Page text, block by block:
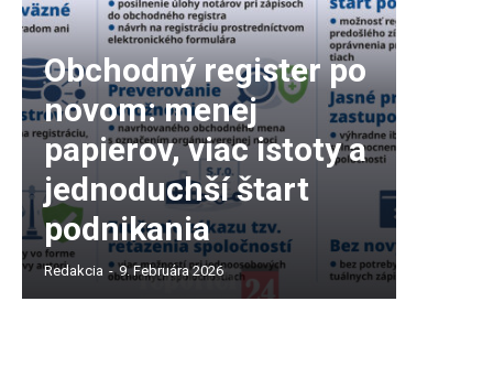
Obchodný register po
novom: menej
papierov, viac istoty a
jednoduchší štart
podnikania
Redakcia - 9. Februára 2026